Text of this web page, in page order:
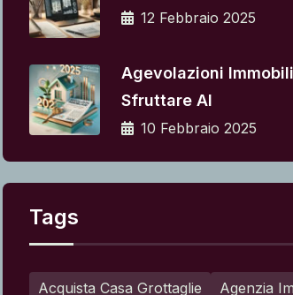
12 Febbraio 2025
Agevolazioni
Sfruttare Al
10 Febbraio 2025
Tags
Acquista Casa Grottaglie
Agenzia